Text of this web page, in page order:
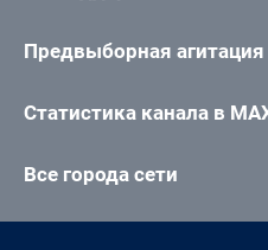
Предвыборная агитация
Статистика канала в
Все города сети